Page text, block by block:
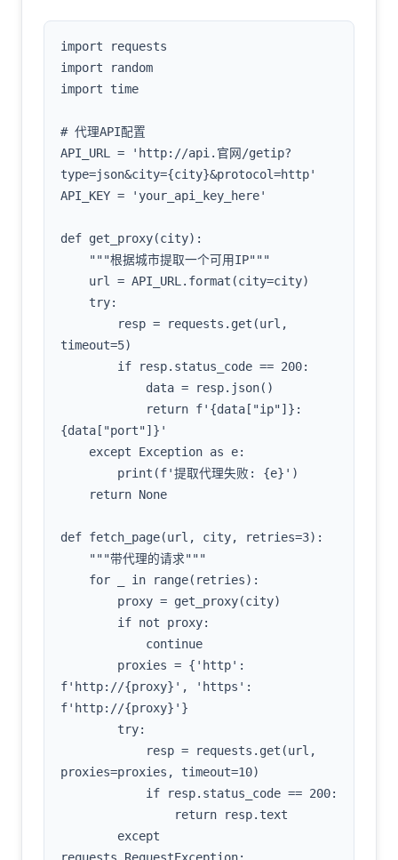
import requests
import random
import time
# 代理API配置
API_URL = 'http://api.官网/getip?
type=json&city={city}&protocol=http'
API_KEY = 'your_api_key_here'
def get_proxy(city):
timeout=5)
{data["port"]}'
def fetch_page(url, city, retries=3):
f'http://{proxy}', 'https':
f'http://{proxy}'}
proxies=proxies, timeout=10)